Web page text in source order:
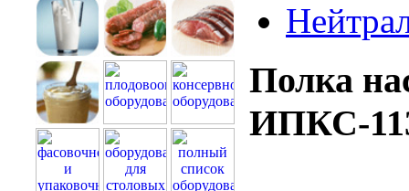
Полка
ИПКС-